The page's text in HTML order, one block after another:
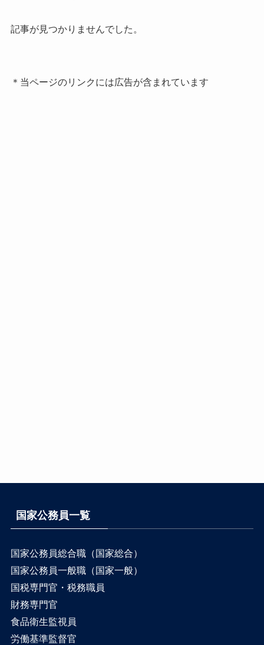
記事が見つかりませんでした。
＊当ページのリンクには広告が含まれています
国家公務員一覧
国家公務員総合職（国家総合）
国家公務員一般職（国家一般）
国税専門官・税務職員
財務専門官
食品衛生監視員
労働基準監督官